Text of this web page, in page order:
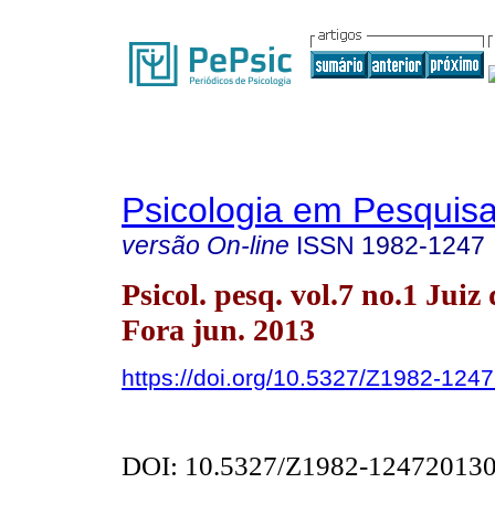
Psicologia em
versão On-line ISSN 1982-1247
Psicol. pesq. vol.7 no.1 Juiz
Fora jun. 2013
https://doi.org/10.5327/Z1982-
DOI: 10.5327/Z1982-